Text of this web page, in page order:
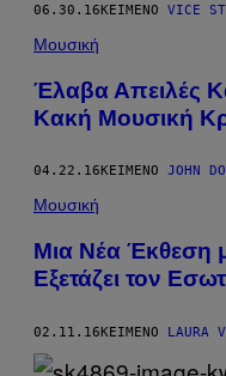
06.30.16ΚΕΊΜΕΝΟ VICE
Μουσική
Έλαβα Απειλές
Κακή Μουσική
04.22.16 ΚΕΊΜΕΝΟ JOHN
Μουσική
Μια Νέα Έκθεση
Εξετάζει τον
02.11.16ΚΕΊΜΕΝΟ LAURA